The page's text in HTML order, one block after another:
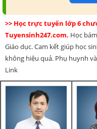
>> Học trực tuyến lớp 6
Tuyensinh247.com. Học
Giáo dục. Cam kết giúp học
không hiệu quả. Phụ huynh
Link